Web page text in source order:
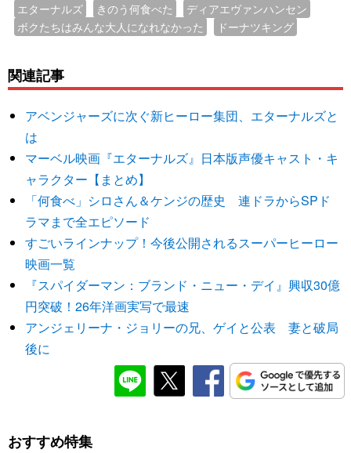
エターナルズ きのう何食べた
ディアエヴァンハンセン
ボクたちはみんな大人になれなかった
ドーナツキング
関連記事
アベンジャーズに次ぐ新ヒーロー集団、エターナルズと
は
マーベル映画『エターナルズ』日本版声優キャスト・キ
ャラクター【まとめ】
「何食べ」シロさん＆ケンジの歴史 連ドラからSPド
ラマまで全エピソード
すごいラインナップ！今後公開されるスーパーヒーロー
映画一覧
『スパイダーマン：ブランド・ニュー・デイ』興収30億
円突破！26年洋画実写で最速
アンジェリーナ・ジョリーの兄、ゲイと公表 妻と破局
後に
おすすめ特集